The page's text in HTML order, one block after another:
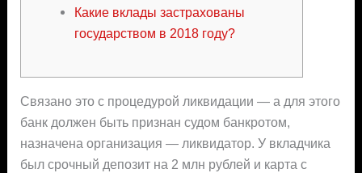
Какие вклады застрахованы
государством в 2018 году?
Связано это с процедурой ликвидации — а для этого
банк должен быть признан судом банкротом,
назначена организация — ликвидатор. У вкладчика
был срочный депозит на 2 млн рублей и карта с